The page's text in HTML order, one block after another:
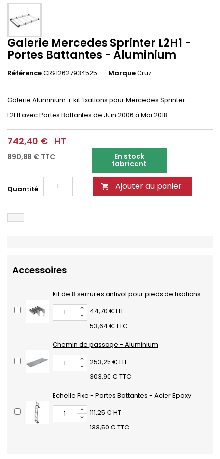
Galerie Mercedes Sprinter L2H1 -
Portes Battantes - Aluminium
RéférenceCR912627934525 MarqueCruz
Galerie Aluminium + kit fixations pourMercedes Sprinter
L2H1 avec Portes Battantes de Juin 2006 à Mai 2018
742,40 € HT
890,88 € TTC En stock
fabricant
Quantité  Ajouter au panier
Accessoires
Kit de 8 serrures antivol pour pieds de fixations
44,70 € HT
53,64 € TTC
Chemin de passage - Aluminium
253,25 € HT
303,90 € TTC
Echelle Fixe - Portes Battantes - Acier Epoxy
111,25 € HT
133,50 € TTC